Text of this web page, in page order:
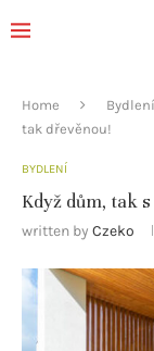
Home Bydlení
tak dřevěnou!
BYDLENÍ
Když dům, tak
written by Czeko